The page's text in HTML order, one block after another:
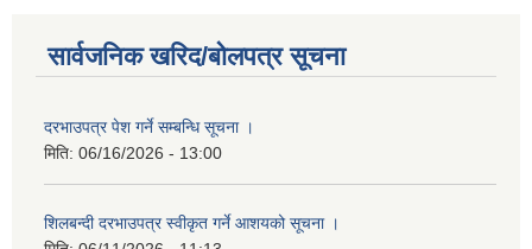
सार्वजनिक खरिद/बोलपत्र सूचना
दरभाउपत्र पेश गर्ने सम्बन्धि सूचना ।
मिति: 06/16/2026 - 13:00
शिलबन्दी दरभाउपत्र स्वीकृत गर्ने आशयको सूचना ।